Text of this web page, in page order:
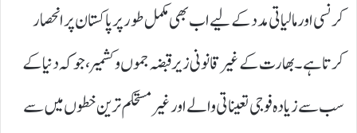
کرنسی اور مالیاتی مدد کے لیے اب بھی مکمل طور پر پاکستان پر انحصار
کرتا ہے۔ بھارت کے غیر قانونی زیر قبضہ جموں و کشمیر، جو کہ دنیا کے
سب سے زیادہ فوجی تعیناتی والے اور غیر مستحکم ترین خطوں میں سے